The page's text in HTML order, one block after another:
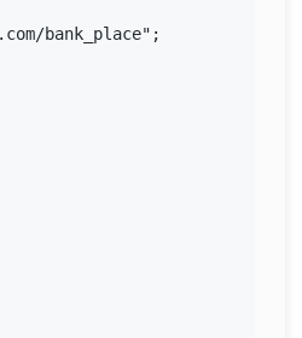
bank_place";